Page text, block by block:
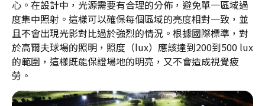
心。在設計中，光源需要有合理的分佈，避免單一區域過
度集中照射。這樣可以確保每個區域的亮度相對一致，並
且不會出現光影對比過於強烈的情況。根據國際標準，對
於高爾夫球場的照明，照度（lux）應該達到200到500 lux
的範圍，這樣既能保證場地的明亮，又不會造成視覺疲
勞。